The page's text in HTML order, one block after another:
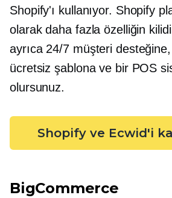
Shopify'ı kullanıyor. Shopify
olarak daha fazla özelliğin
ayrıca 24/7 müşteri
ücretsiz şablona ve bir POS
olursunuz.
Shopify ve Ecwid'i
BigCommerce